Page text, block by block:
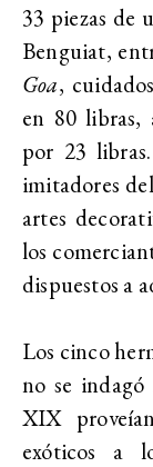
33 piezas de
Benguiat,
Goa,
en 80 libras,
por 23
imitadores
artes
los
dispuestos a
Los cinco
no se
XIX
exóticos a